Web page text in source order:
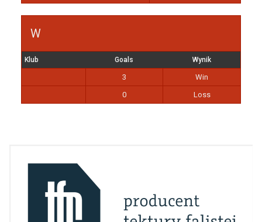
W
Klub Goals Wynik
3
Win
0
Loss